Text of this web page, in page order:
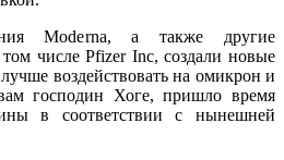
Moderna, а также другие
числе Pfizer Inc, создали новые
воздействовать на омикрон и
господин Хоге, пришло время
в соответствии с нынешней